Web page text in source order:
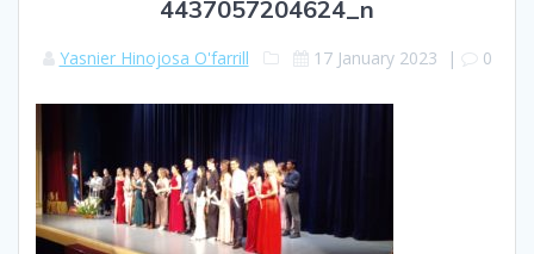
4437057204624_n
Yasnier Hinojosa O'farrill 17 January 2023 | 0